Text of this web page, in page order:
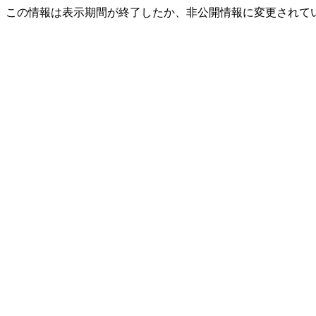
この情報は表示期間が終了したか、非公開情報に変更されて